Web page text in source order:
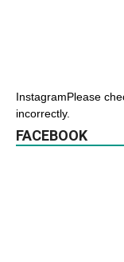
InstagramPlease
incorrectly.
FACEBOOK